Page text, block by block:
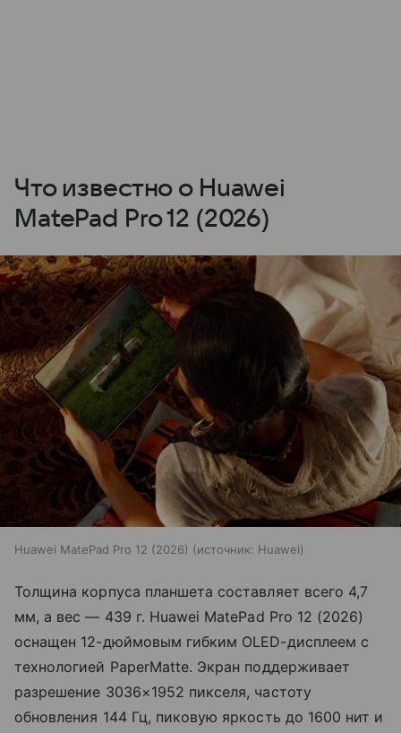
Что известно о Huawei
MatePad Pro 12 (2026)
Huawei MatePad Pro 12 (2026) источник: Huawei
Толщина корпуса планшета составляет всего 4,7
мм, а вес — 439 г. Huawei MatePad Pro 12 (2026)
оснащен 12-дюймовым гибким OLED-дисплеем с
технологией PaperMatte. Экран поддерживает
разрешение 3036×1952 пикселя, частоту
обновления 144 Гц, пиковую яркость до 1600 нит и